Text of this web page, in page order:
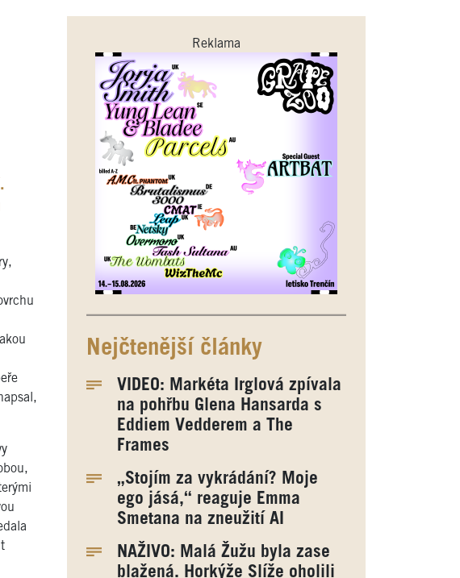
Reklama
Nejčtenější články
VIDEO: Markéta Irglová zpívala
na pohřbu Glena Hansarda s
Eddiem Vedderem a The
Frames
„Stojím za vykrádání? Moje
ego jásá,“ reaguje Emma
Smetana na zneužití AI
NAŽIVO: Malá Žužu byla zase
blažená. Horkýže Slíže oholili